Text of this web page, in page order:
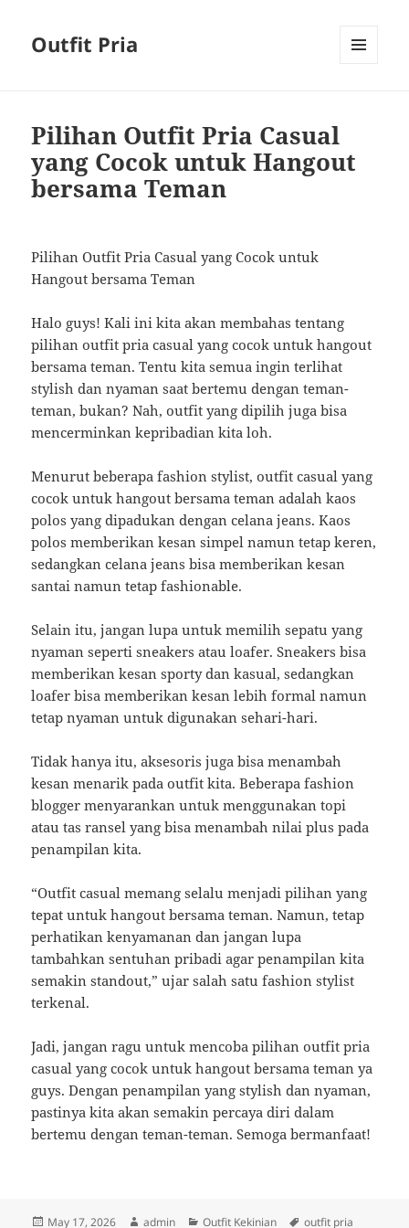
Outfit Pria
Pilihan Outfit Pria Casual
yang Cocok untuk Hangout
bersama Teman
Pilihan Outfit Pria Casual yang Cocok untuk
Hangout bersama Teman
Halo guys! Kali ini kita akan membahas tentang
pilihan outfit pria casual yang cocok untuk hangout
bersama teman. Tentu kita semua ingin terlihat
stylish dan nyaman saat bertemu dengan teman-
teman, bukan? Nah, outfit yang dipilih juga bisa
mencerminkan kepribadian kita loh.
Menurut beberapa fashion stylist, outfit casual yang
cocok untuk hangout bersama teman adalah kaos
polos yang dipadukan dengan celana jeans. Kaos
polos memberikan kesan simpel namun tetap keren,
sedangkan celana jeans bisa memberikan kesan
santai namun tetap fashionable.
Selain itu, jangan lupa untuk memilih sepatu yang
nyaman seperti sneakers atau loafer. Sneakers bisa
memberikan kesan sporty dan kasual, sedangkan
loafer bisa memberikan kesan lebih formal namun
tetap nyaman untuk digunakan sehari-hari.
Tidak hanya itu, aksesoris juga bisa menambah
kesan menarik pada outfit kita. Beberapa fashion
blogger menyarankan untuk menggunakan topi
atau tas ransel yang bisa menambah nilai plus pada
penampilan kita.
“Outfit casual memang selalu menjadi pilihan yang
tepat untuk hangout bersama teman. Namun, tetap
perhatikan kenyamanan dan jangan lupa
tambahkan sentuhan pribadi agar penampilan kita
semakin standout,” ujar salah satu fashion stylist
terkenal.
Jadi, jangan ragu untuk mencoba pilihan outfit pria
casual yang cocok untuk hangout bersama teman ya
guys. Dengan penampilan yang stylish dan nyaman,
pastinya kita akan semakin percaya diri dalam
bertemu dengan teman-teman. Semoga bermanfaat!
Posted
May 17, 2026 Author
admin Categories
Outfit Kekinian Tags
outfit pria